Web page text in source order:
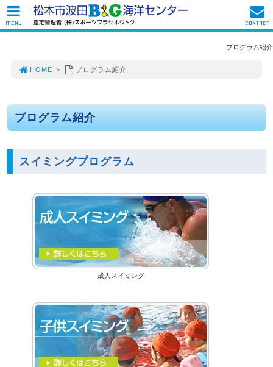
プログラム紹介
HOME > プログラム紹介
プログラム紹介
スイミングプログラム
成人スイミング
MENU CONTACT